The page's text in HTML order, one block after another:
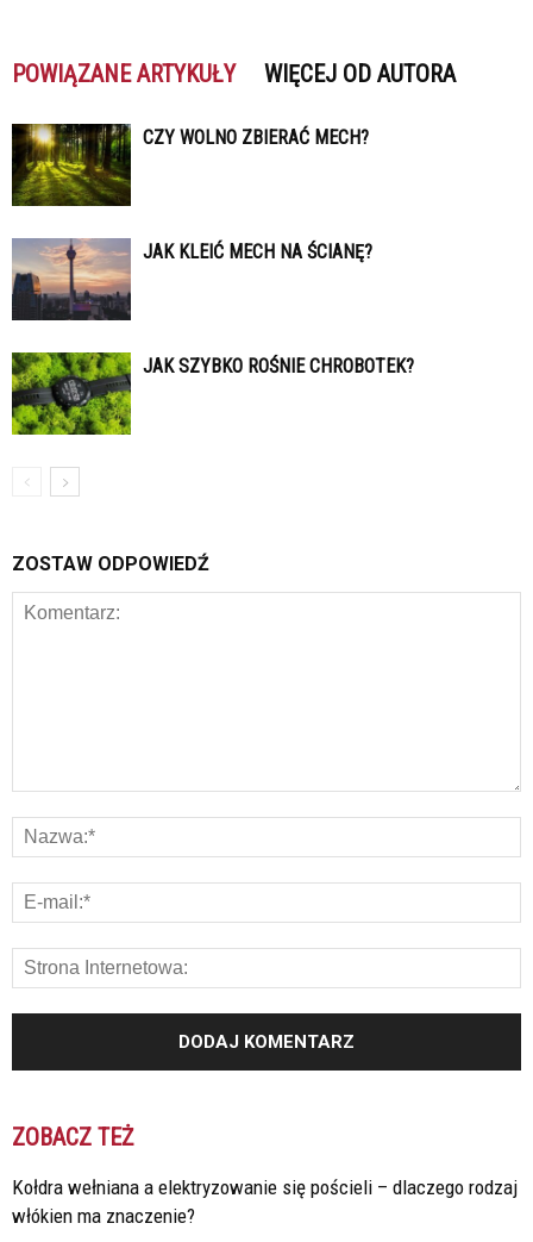
POWIĄZANE ARTYKUŁY WIĘCEJ OD AUTORA
CZY WOLNO ZBIERAĆ MECH?
JAK KLEIĆ MECH NA ŚCIANĘ?
JAK SZYBKO ROŚNIE CHROBOTEK?
ZOSTAW ODPOWIEDŹ
ZOBACZ TEŻ
Kołdra wełniana a elektryzowanie się pościeli – dlaczego rodzaj
włókien ma znaczenie?